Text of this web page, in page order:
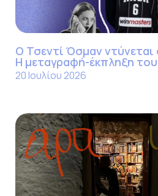
Ο Τσεντί Όσμαν
Η μεταγραφή-έκπληξη του
20 Ιουλίου 2026